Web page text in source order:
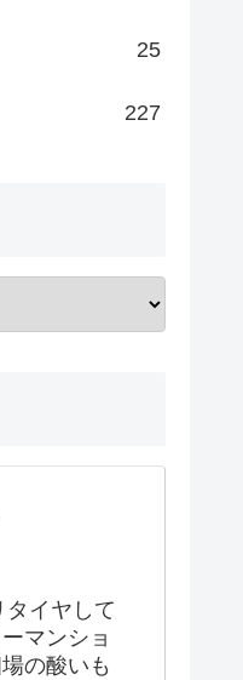
25
227
イヤして
マンショ
の酸いも